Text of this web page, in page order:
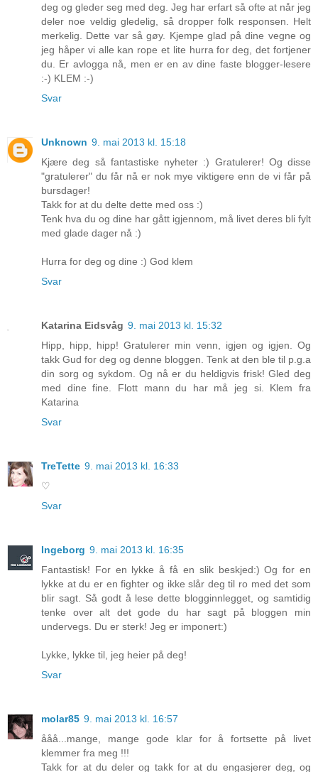
deg og gleder seg med deg. Jeg har erfart så ofte at når jeg
deler noe veldig gledelig, så dropper folk responsen. Helt
merkelig. Dette var så gøy. Kjempe glad på dine vegne og
jeg håper vi alle kan rope et lite hurra for deg, det fortjener
du. Er avlogga nå, men er en av dine faste blogger-lesere
:-) KLEM :-)
Svar
Unknown 9. mai 2013 kl. 15:18
Kjære deg så fantastiske nyheter :) Gratulerer! Og disse
"gratulerer" du får nå er nok mye viktigere enn de vi får på
bursdager!
Takk for at du delte dette med oss :)
Tenk hva du og dine har gått igjennom, må livet deres bli fylt
med glade dager nå :)
Hurra for deg og dine :) God klem
Svar
Katarina Eidsvåg 9. mai 2013 kl. 15:32
Hipp, hipp, hipp! Gratulerer min venn, igjen og igjen. Og
takk Gud for deg og denne bloggen. Tenk at den ble til p.g.a
din sorg og sykdom. Og nå er du heldigvis frisk! Gled deg
med dine fine. Flott mann du har må jeg si. Klem fra
Katarina
Svar
TreTette 9. mai 2013 kl. 16:33
♡
Svar
Ingeborg 9. mai 2013 kl. 16:35
Fantastisk! For en lykke å få en slik beskjed:) Og for en
lykke at du er en fighter og ikke slår deg til ro med det som
blir sagt. Så godt å lese dette blogginnlegget, og samtidig
tenke over alt det gode du har sagt på bloggen min
undervegs. Du er sterk! Jeg er imponert:)
Lykke, lykke til, jeg heier på deg!
Svar
molar85 9. mai 2013 kl. 16:57
ååå...mange, mange gode klar for å fortsette på livet
klemmer fra meg !!!
Takk for at du deler og takk for at du engasjerer deg, og